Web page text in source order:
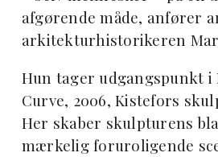
afgørende måde, anfører
arkitekturhistorikeren
Hun tager udgangspunkt i
Curve, 2006, Kistefors
Her skaber skulpturens
mærkelig foruroligende